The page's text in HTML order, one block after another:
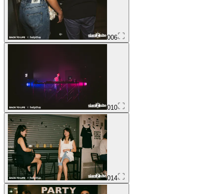
006
010
014